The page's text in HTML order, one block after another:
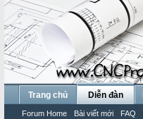
Trang chủ Diễn đàn
Forum Home Bài viết mới FAQ